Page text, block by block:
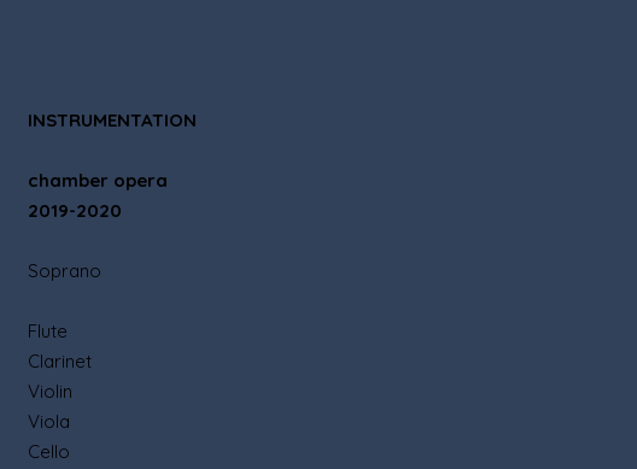
INSTRUMENTATION
chamber opera
2019-2020
Soprano
Flute
Clarinet
Violin
Viola
Cello